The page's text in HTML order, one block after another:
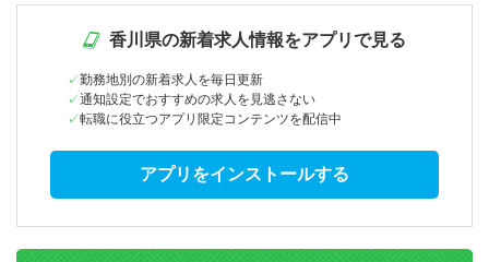
香川県の新着求人情報をアプリで見る
勤務地別の新着求人を毎日更新
通知設定でおすすめの求人を見逃さない
転職に役立つアプリ限定コンテンツを配信中
アプリをインストールする